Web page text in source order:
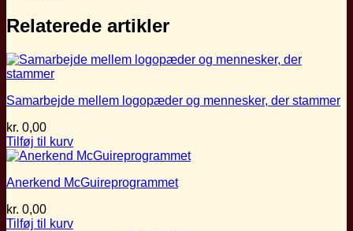
Relaterede artikler
Samarbejde mellem logopæder og mennesker, der stammer
kr. 0,00
Tilføj til kurv
Anerkend McGuireprogrammet
kr. 0,00
Tilføj til kurv